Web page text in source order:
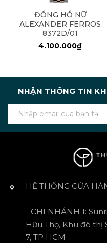
ĐỒNG HỒ NỮ
ALEXANDER FERROS
8372D/01
4.100.000₫
NHẬN THÔNG TIN
HỆ THỐNG CỬA
- CHI NHÁNH 1:
Hữu Thọ, Khu đô thị
7, TP HCM